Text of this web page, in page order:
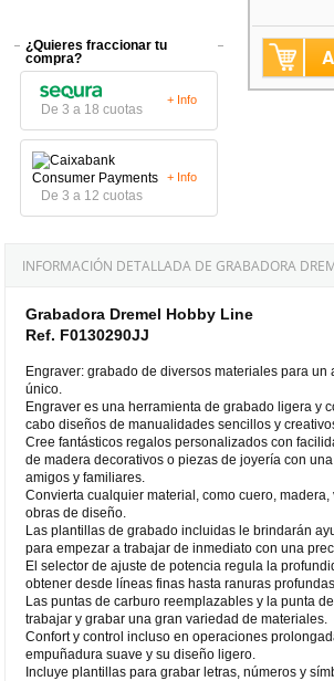
¿Quieres fraccionar tu
compra?
De 3 a 18 cuotas
+ Info
De 3 a 12 cuotas
+ Info
INFORMACIÓN DETALLADA DE GRABADORA
Grabadora Dremel Hobby Line
Ref. F0130290JJ
Engraver: grabado de diversos materiales para un
único.
Engraver es una herramienta de grabado ligera y
cabo diseños de manualidades sencillos y
Cree fantásticos regalos personalizados con
de madera decorativos o piezas de joyería con
amigos y familiares.
Convierta cualquier material, como cuero, madera,
obras de diseño.
Las plantillas de grabado incluidas le brindarán
para empezar a trabajar de inmediato con una
El selector de ajuste de potencia regula la
obtener desde líneas finas hasta ranuras profundas.
Las puntas de carburo reemplazables y la punta
trabajar y grabar una gran variedad de materiales.
Confort y control incluso en operaciones
empuñadura suave y su diseño ligero.
Incluye plantillas para grabar letras, números y